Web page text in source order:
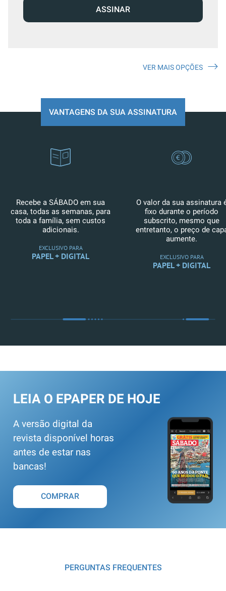
ASSINAR
VER MAIS OPÇÕES
VANTAGENS DA SUA ASSINATURA
Recebe a SÁBADO em sua
casa, todas as semanas, para
toda a família, sem custos
adicionais.
EXCLUSIVO PARA
PAPEL + DIGITAL
O valor da sua assinatura
fixo durante o período
subscrito, mesmo que
entretanto, o preço de
aumente.
EXCLUSIVO PARA
PAPEL + DIGITAL
LEIA O EPAPER DE HOJE
A versão digital da
revista disponível horas
antes de estar nas
bancas!
COMPRAR
PERGUNTAS FREQUENTES